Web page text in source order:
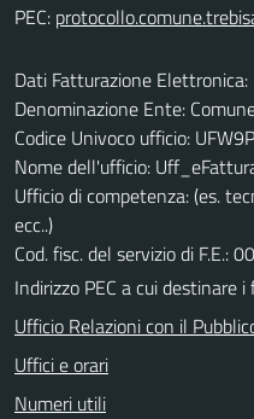
PEC:
Dati Fatturazione Elettronica:
Denominazione Ente:
Codice Univoco ufficio:
Nome dell'ufficio:
Ufficio di competenza: (es.
ecc..)
Cod. fisc. del servizio di F.E.:
Indirizzo PEC a cui destinare i
Ufficio Relazioni con il
Uffici e orari
Numeri utili